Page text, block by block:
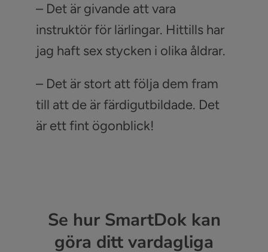
– Det är givande att vara
instruktör för lärlingar. Hittills har
jag haft sex stycken i olika åldrar.
– Det är stort att följa dem fram
till att de är färdigutbildade. Det
är ett fint ögonblick!
Se hur SmartDok kan
göra ditt vardagliga